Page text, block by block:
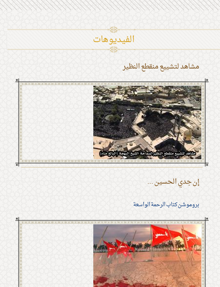
الفیدیوهات
مشاهد لتشييع منقطع النظير
إن جدي الحسين ...
بروموشن كتاب الرحمة الواسعة